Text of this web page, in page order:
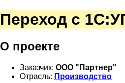
Переход с
О проекте
Заказчик: ООО "Партнер"
Отрасль: Производство